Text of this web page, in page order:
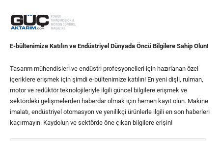
E-bültenimize Katılın ve Endüstriyel Dünyada Öncü Bilgilere Sahip Olun!
Tasarım mühendisleri ve endüstri profesyonelleri için hazırlanan özel
içeriklere erişmek için şimdi e-bültenimize katılın! En yeni dişli, rulman,
motor ve redüktör teknolojileriyle ilgili güncel bilgilere erişmek ve
sektördeki gelişmelerden haberdar olmak için hemen kayıt olun. Makine
imalatı, endüstriyel otomasyon ve yenilikçi ürünlerle ilgili en son haberleri
kaçırmayın. Kaydolun ve sektörde öne çıkan bilgilere erişin!